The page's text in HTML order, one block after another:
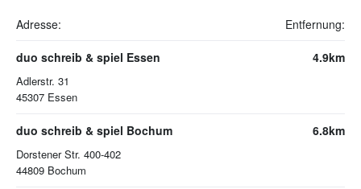
Adresse: Entfernung:
duo schreib & spiel Essen
Adlerstr. 31
45307 Essen
4.9km
duo schreib & spiel Bochum
Dorstener Str. 400-402
44809 Bochum
6.8km